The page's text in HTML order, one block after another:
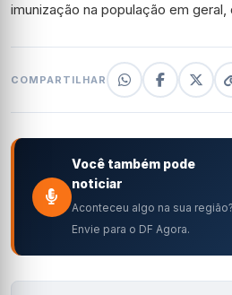
imunização na população em geral,
COMPARTILHAR
Você também pode
noticiar
Aconteceu algo na sua região?
Envie para o DF Agora.